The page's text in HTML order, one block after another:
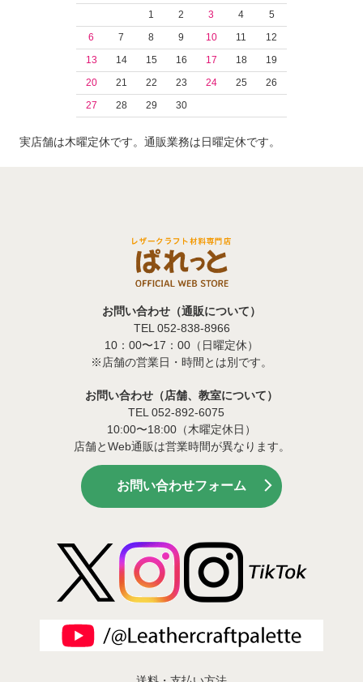
1
2 3 4
5
6
7 8 9 10 11
12
13
14 15 16 17 18
19
20
21 22 23 24 25
26
27
28 29 30
実店舗は木曜定休です。通販業務は日曜定休です。
お問い合わせ（通販について）
TEL 052-838-8966
10：00〜17：00（日曜定休）
※店舗の営業日・時間とは別です。
お問い合わせ（店舗、教室について）
TEL 052-892-6075
10:00〜18:00（木曜定休日）
店舗とWeb通販は営業時間が異なります。
お問い合わせフォーム